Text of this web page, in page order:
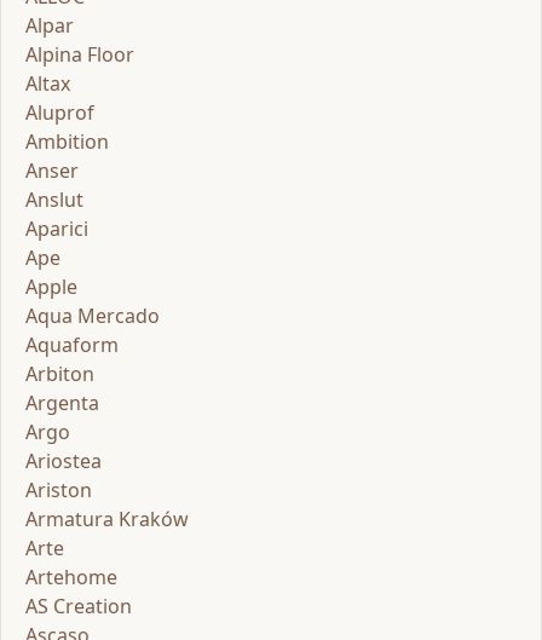
Alpar
Alpina Floor
Altax
Aluprof
Ambition
Anser
Anslut
Aparici
Ape
Apple
Aqua Mercado
Aquaform
Arbiton
Argenta
Argo
Ariostea
Ariston
Armatura Kraków
Arte
Artehome
AS Creation